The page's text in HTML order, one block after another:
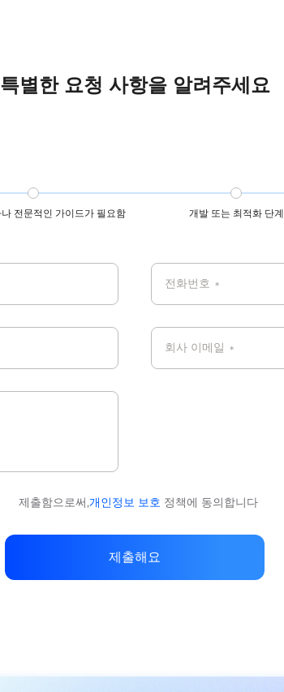
특별한 요청 사항을 알려주세요
전문적인 가이드가 필요함 개발 또는 최적화 단계
전화번호 *
회사 이메일 *
제출함으로써,개인정보 보호 정책에 동의합니다
제출해요